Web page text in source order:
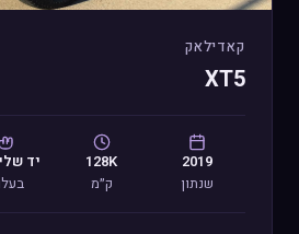
קאדילאק
XT5
2019
שנתון
128K
ק״מ
יד